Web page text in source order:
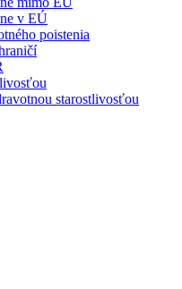
v EÚ
poistenia
starostlivosťou